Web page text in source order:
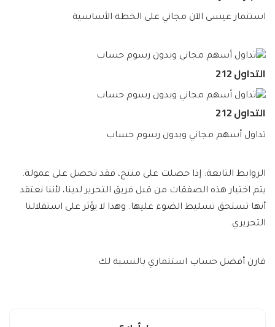
استثمار عيسى الآن مجاني على الخطة الأساسية
التداول 212
التداول 212
تداول أسهم مجاني وبدون رسوم حساب
الروابط التابعة: إذا حصلت على منتج، فقد تحصل على عمولة.
يتم اختيار هذه الصفقات من قبل فريق التحرير لدينا، لأننا نعتقد
أنها تستحق تسليط الضوء عليها. وهذا لا يؤثر على استقلالنا
التحريري.
قارن أفضل حساب استثماري بالنسبة لك